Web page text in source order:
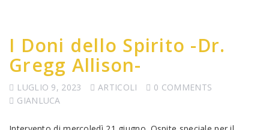
I Doni dello Spirito -Dr.
Gregg Allison-
LUGLIO 9, 2023 ARTICOLI
0 COMMENTS
GIANLUCA